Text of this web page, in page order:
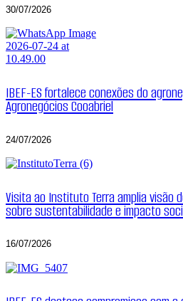
30/07/2026
IBEF-ES fortalece conexões do
Agronegócios Cooabriel
24/07/2026
Visita ao Instituto Terra amplia visão
sobre sustentabilidade e impacto
16/07/2026